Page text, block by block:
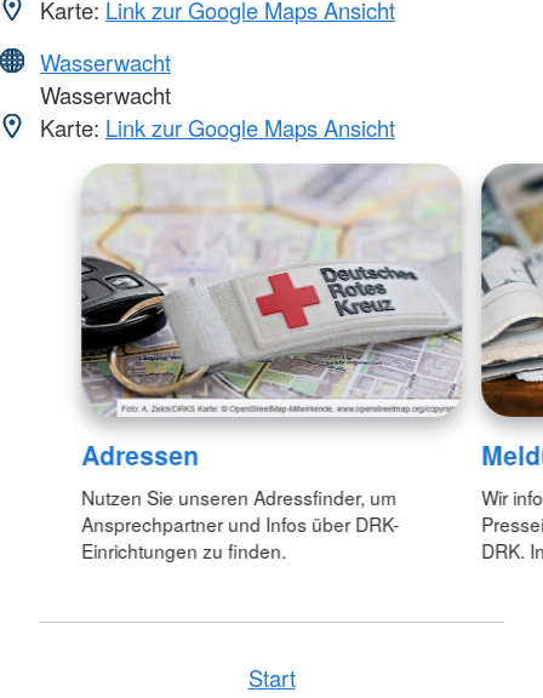
Karte: Link zur Google Maps Ansicht
Wasserwacht
Wasserwacht
Karte: Link zur Google Maps Ansicht
Adressen
Nutzen Sie unseren Adressfinder, um
Ansprechpartner und Infos über DRK-
Einrichtungen zu finden.
Wir
DRK.
Start